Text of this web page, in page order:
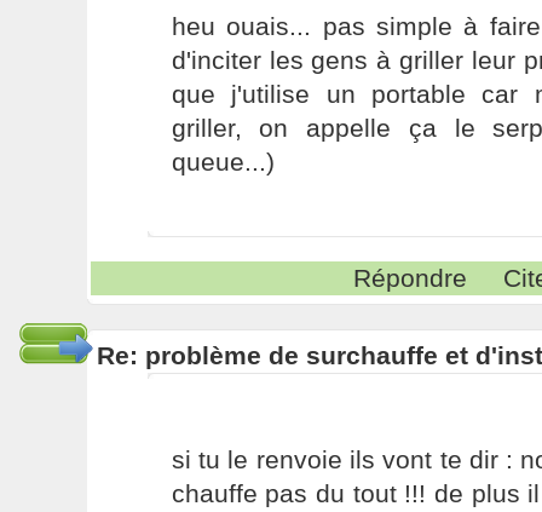
heu ouais... pas simple à
d'inciter les gens à griller leur
que j'utilise un portable car
griller, on appelle ça le
queue...)
Répondre
Re: problème de surchauffe et
si tu le renvoie ils vont te dir :
chauffe pas du tout !!! de plus